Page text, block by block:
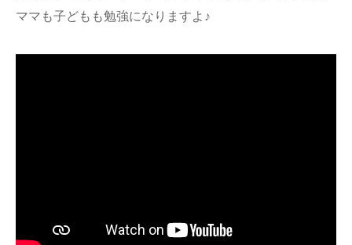
ママも子どもも勉強になりますよ♪